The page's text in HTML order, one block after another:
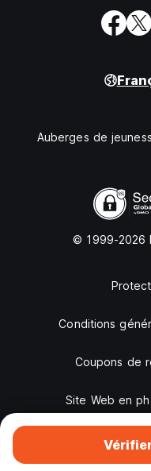
Auberges de
© 1999-2026
Conditions
Coupons de
Site Web en